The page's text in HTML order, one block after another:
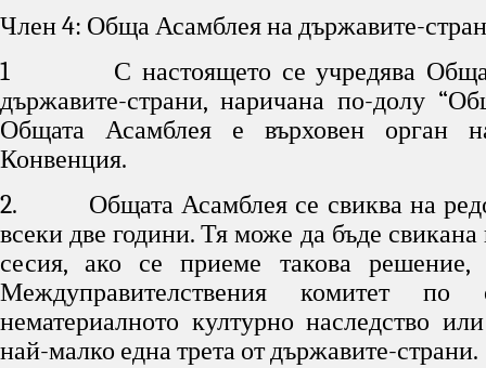
Член 4: Обща Асамблея на държавите-
1 С настоящето се учредява Обща
държавите-страни, наричана по-долу
Общата Асамблея е върховен орган
Конвенция.
2. Общата Асамблея се свиква на
всеки две години. Тя може да бъде свикана
сесия, ако се приеме такова
Междуправителствения комитет по
нематериалното културно наследство
най-малко една трета от държавите-страни.